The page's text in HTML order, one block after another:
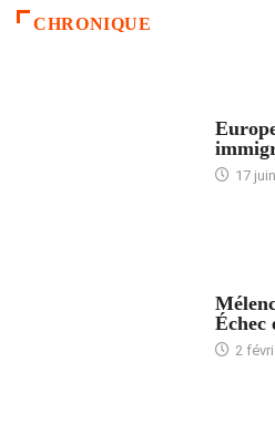
CHRONIQUE
17
Échec
2